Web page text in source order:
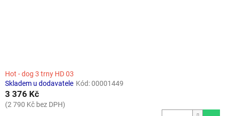
Hot - dog 3 trny HD 03
Skladem u dodavatele Kód:00001449
3 376 Kč
(2 790 Kč bez DPH)